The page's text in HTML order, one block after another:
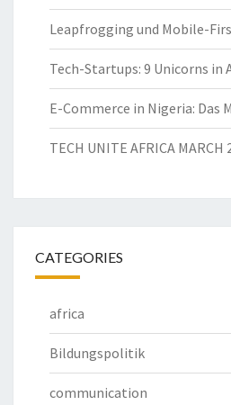
Leapfrogging und Mobile-
Tech-Startups: 9 Unicorns in
E-Commerce in Nigeria: Das
TECH UNITE AFRICA MARCH
CATEGORIES
africa
Bildungspolitik
communication